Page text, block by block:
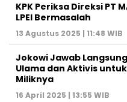
KPK Periksa Direksi PT
LPEI Bermasalah
13 Agustus 2025 | 11:48 WIB
Jokowi Jawab
Ulama dan Aktivis
Miliknya
16 April 2025 | 13:55 WIB